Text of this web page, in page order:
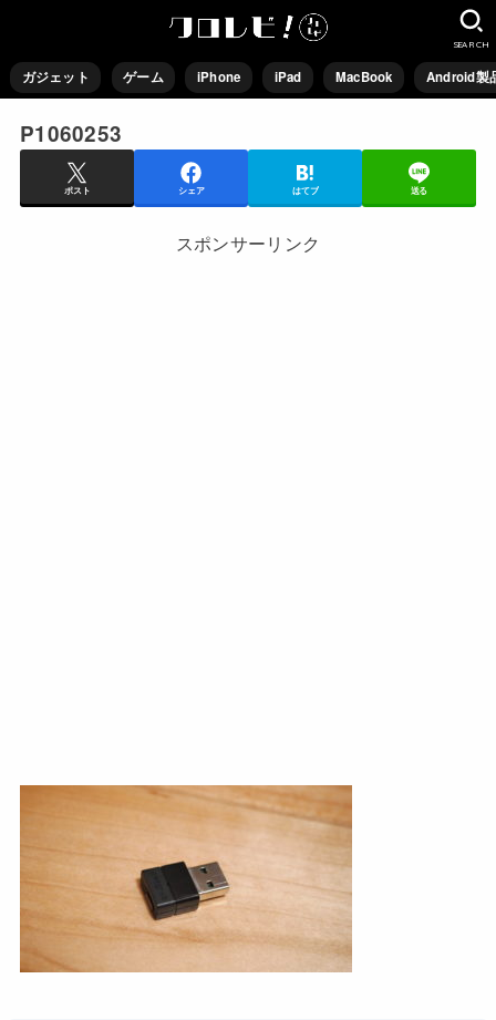
ガジェット ゲーム iPhone iPad MacBook Android製
SEARCH
P1060253
ポスト シェア はてブ 送る
スポンサーリンク